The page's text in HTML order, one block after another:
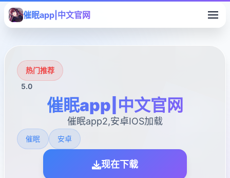
催眠app|中文官网
热门推荐
5.0
催眠app|中文官网
催眠app2,安卓IOS加载
催眠 安卓
现在下载